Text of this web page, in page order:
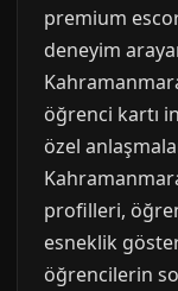
premium
deneyim
öğrenci kartı
özel
profilleri,
esneklik
öğrencilerin